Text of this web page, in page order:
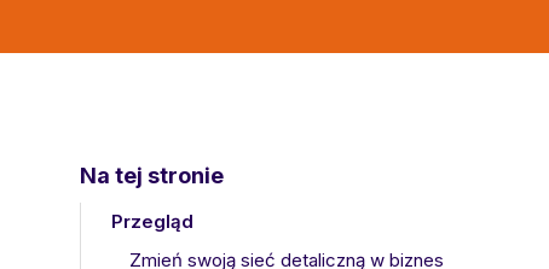
Na tej stronie
Przegląd
Zmień swoją sieć detaliczną w biznes